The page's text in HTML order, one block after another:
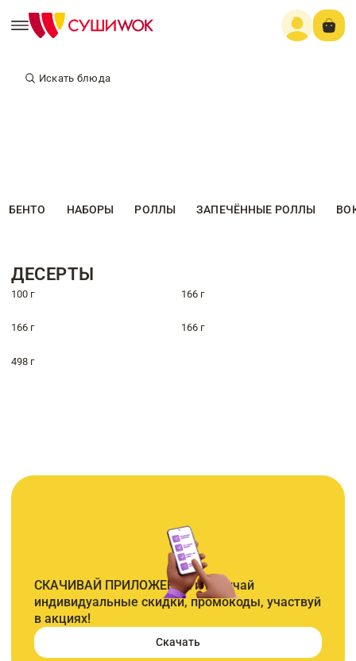
Искать блюда
БЕНТО НАБОРЫ РОЛЛЫ ЗАПЕЧЁННЫЕ РОЛЛЫ
ДЕСЕРТЫ
100 г 166 г
166 г 166 г
498 г
СКАЧИВАЙ ПРИЛОЖЕНИЕ и получай
индивидуальные скидки, промокоды, участвуй
в акциях!
Скачать